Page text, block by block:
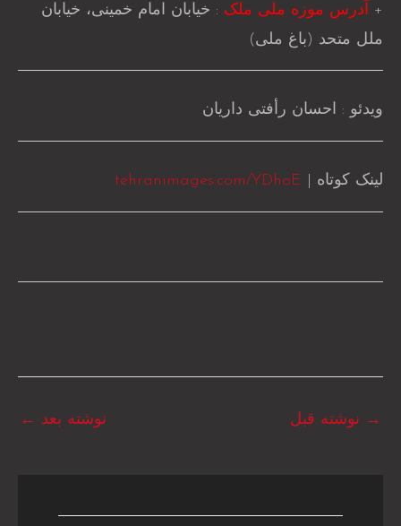
+ آدرس موزه ملی ملک : خیابان امام خمینی، خیابان
ملل متحد (باغ ملی)
ویدئو : احسان رأفتی داریان
لینک کوتاه | tehranimages.com/YDhoE
→ نوشته قبل نوشته بعد ←